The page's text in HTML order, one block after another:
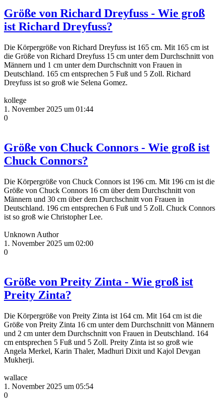
Größe von Richard Dreyfuss - Wie groß
ist Richard Dreyfuss?
Die Körpergröße von Richard Dreyfuss ist 165 cm. Mit 165 cm ist
die Größe von Richard Dreyfuss 15 cm unter dem Durchschnitt von
Männern und 1 cm unter dem Durchschnitt von Frauen in
Deutschland. 165 cm entsprechen 5 Fuß und 5 Zoll. Richard
Dreyfuss ist so groß wie Selena Gomez.
kollege
1. November 2025 um 01:44
0
Größe von Chuck Connors - Wie groß ist
Chuck Connors?
Die Körpergröße von Chuck Connors ist 196 cm. Mit 196 cm ist die
Größe von Chuck Connors 16 cm über dem Durchschnitt von
Männern und 30 cm über dem Durchschnitt von Frauen in
Deutschland. 196 cm entsprechen 6 Fuß und 5 Zoll. Chuck Connors
ist so groß wie Christopher Lee.
Unknown Author
1. November 2025 um 02:00
0
Größe von Preity Zinta - Wie groß ist
Preity Zinta?
Die Körpergröße von Preity Zinta ist 164 cm. Mit 164 cm ist die
Größe von Preity Zinta 16 cm unter dem Durchschnitt von Männern
und 2 cm unter dem Durchschnitt von Frauen in Deutschland. 164
cm entsprechen 5 Fuß und 5 Zoll. Preity Zinta ist so groß wie
Angela Merkel, Karin Thaler, Madhuri Dixit und Kajol Devgan
Mukherji.
wallace
1. November 2025 um 05:54
0